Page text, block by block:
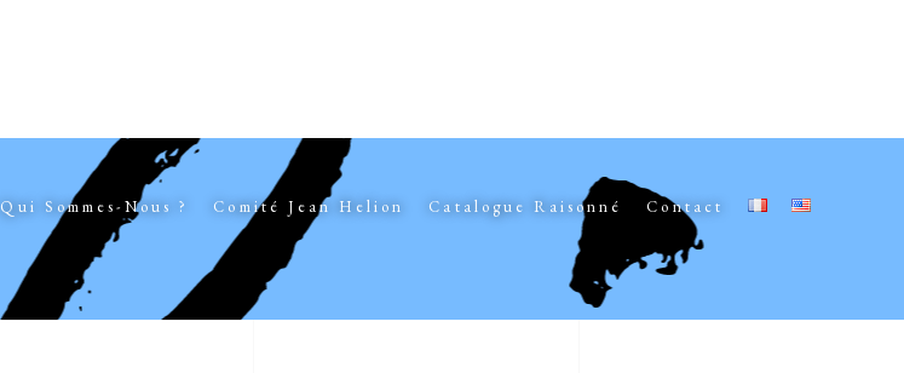
Qui Sommes-Nous ? Comité Jean Helion Catalogue Raisonné Contact